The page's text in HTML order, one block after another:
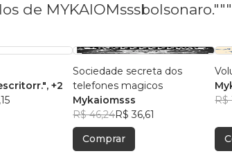
de
, +2
Sociedade secreta dos
telefones magicos
Mykaiomsss
R$ 46,24R$ 36,61
Comprar
R$